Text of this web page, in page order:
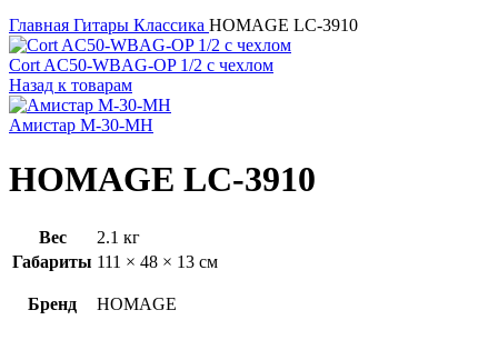
Главная Гитары Классика HOMAGE LC-3910
Cort AC50-WBAG-OP 1/2 с чехлом
Назад к товарам
Амистар M-30-MH
HOMAGE LC-3910
Вес
2.1 кг
Габариты 111 × 48 × 13 см
Бренд HOMAGE